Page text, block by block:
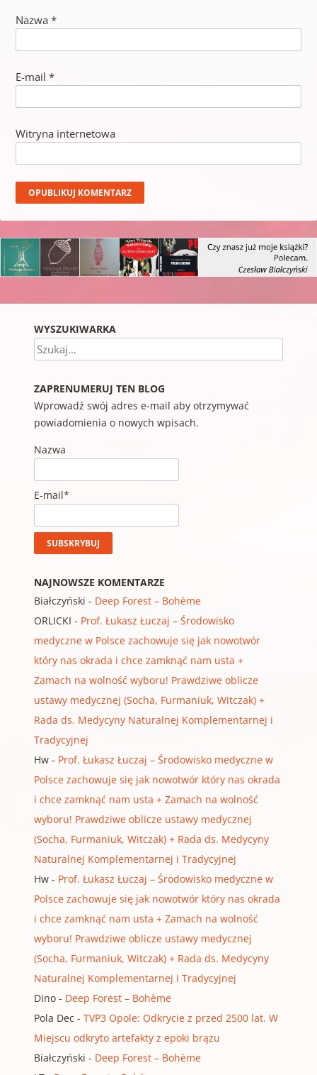
Nazwa *
E-mail *
Witryna internetowa
WYSZUKIWARKA
Szukaj
ZAPRENUMERUJ TEN BLOG
Wprowadź swój adres e-mail aby otrzymywać
powiadomienia o nowych wpisach.
Nazwa
E-mail*
NAJNOWSZE KOMENTARZE
Białczyński - Deep Forest – Bohème
ORLICKI - Prof. Łukasz Łuczaj – Środowisko
medyczne w Polsce zachowuje się jak nowotwór
który nas okrada i chce zamknąć nam usta +
Zamach na wolność wyboru! Prawdziwe oblicze
ustawy medycznej (Socha, Furmaniuk, Witczak) +
Rada ds. Medycyny Naturalnej Komplementarnej i
Tradycyjnej
Hw- Prof. Łukasz Łuczaj – Środowisko medyczne w
Polsce zachowuje się jak nowotwór który nas okrada
i chce zamknąć nam usta + Zamach na wolność
wyboru! Prawdziwe oblicze ustawy medycznej
(Socha, Furmaniuk, Witczak) + Rada ds. Medycyny
Naturalnej Komplementarnej i Tradycyjnej
Hw- Prof. Łukasz Łuczaj – Środowisko medyczne w
Polsce zachowuje się jak nowotwór który nas okrada
i chce zamknąć nam usta + Zamach na wolność
wyboru! Prawdziwe oblicze ustawy medycznej
(Socha, Furmaniuk, Witczak) + Rada ds. Medycyny
Naturalnej Komplementarnej i Tradycyjnej
Dino- Deep Forest – Bohème
Pola Dec - TVP3 Opole: Odkrycie z przed 2500 lat. W
Miejscu odkryto artefakty z epoki brązu
Białczyński - Deep Forest – Bohème